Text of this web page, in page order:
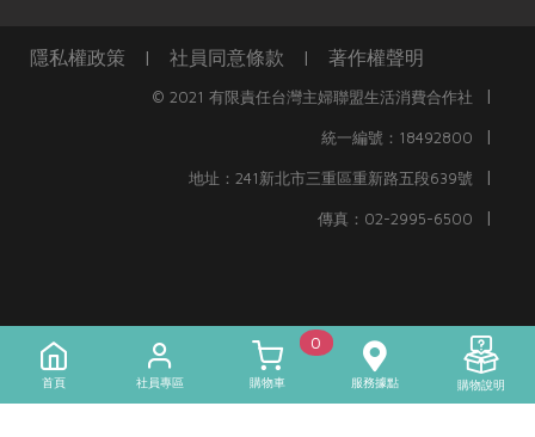
隱私權政策 | 社員同意條款 | 著作權聲明
© 2021 有限責任台灣主婦聯盟生活消費合作社 |
統一編號：18492800 |
地址：241新北市三重區重新路五段639號 |
傳真：02-2995-6500 |
首頁 社員專區
0
購物車 服務據點 購物說明